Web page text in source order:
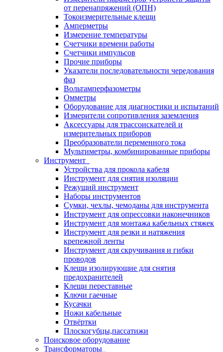
от перенапряжений (ОПН)
Токоизмерительные клещи
Амперметры
Измерение температуры
Счетчики времени работы
Счетчики импульсов
Прочие приборы
Указатели последовательности чередования
фаз
Вольтамперфазометры
Омметры
Оборудование для диагностики и испытаний
Измерители сопротивления заземления
Аксессуары для трассоискателей и
измерительных приборов
Преобразователи переменного тока
Мультиметры, комбинированные приборы
Инструмент
Устройства для прокола кабеля
Инструмент для снятия изоляции
Режущий инструмент
Наборы инструментов
Сумки, чехлы, чемоданы для инструмента
Инструмент для опрессовки наконечников
Инструмент для монтажа кабельных стяжек
Инструмент для резки и натяжения
крепежной ленты
Инструмент для скручивания и гибки
проводов
Клещи изолирующие для снятия
предохранителей
Клещи переставные
Ключи гаечные
Кусачки
Ножи кабельные
Отвёртки
Плоскогубцы,пассатижи
Поисковое оборудование
Трансформаторы